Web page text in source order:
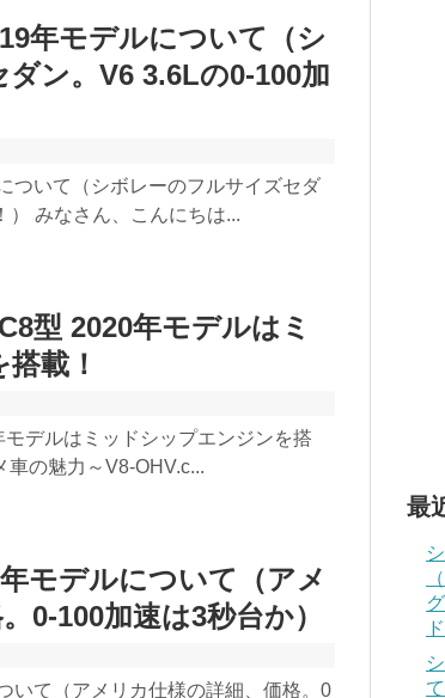
年モデルについて（シ
ン。V6 3.6Lの0-100加
ついて（シボレーのフルサイズセダ
） みなさん、こんにちは...
型 2020年モデルはミ
載！
デルはミッドシップエンジンを搭
の魅力～V8-OHV.c...
モデルについて（アメ
0-100加速は3秒台か）
いて（アメリカ仕様の詳細、価格。0
最